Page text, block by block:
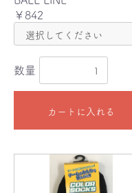
￥842
数量
カートに入れる